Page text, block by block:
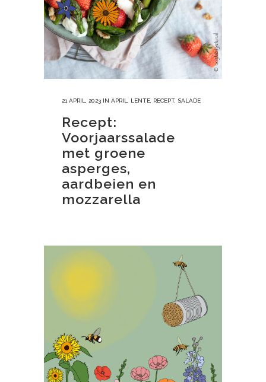
21 APRIL, 2023 IN APRIL LENTE RECEPT, SALADE
Recept:
Voorjaarssalade
met groene
asperges,
aardbeien en
mozzarella